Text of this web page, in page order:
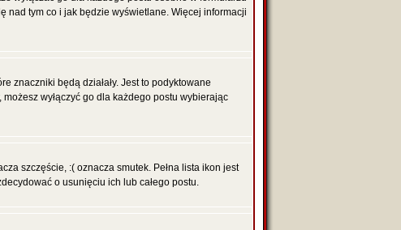
nad tym co i jak będzie wyświetlane. Więcej informacji
znaczniki będą działały. Jest to podyktowane
wyłączyć go dla każdego postu wybierając
szczęście, :( oznacza smutek. Pełna lista ikon jest
o usunięciu ich lub całego postu.